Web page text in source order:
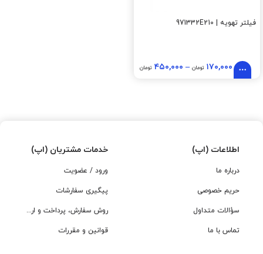
فیلتر تهویه | 971332E210
۱۷۰,۰۰۰ تومان– ۴۵۰,۰۰۰ تومان
اطلاعات (اپ)
درباره ما
حریم خصوصی
سؤالات متداول
تماس با ما
خدمات مشتریان (اپ)
ورود / عضویت
پیگیری سفارشات
روش سفارش، پرداخت و ارسال
قوانین و مقررات